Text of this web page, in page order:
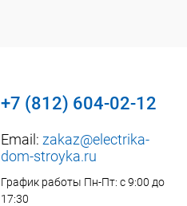
+7 (812) 604-02-12
Email: zakaz@electrika-
dom-stroyka.ru
График работы Пн-Пт: с 9:00 до
17:30